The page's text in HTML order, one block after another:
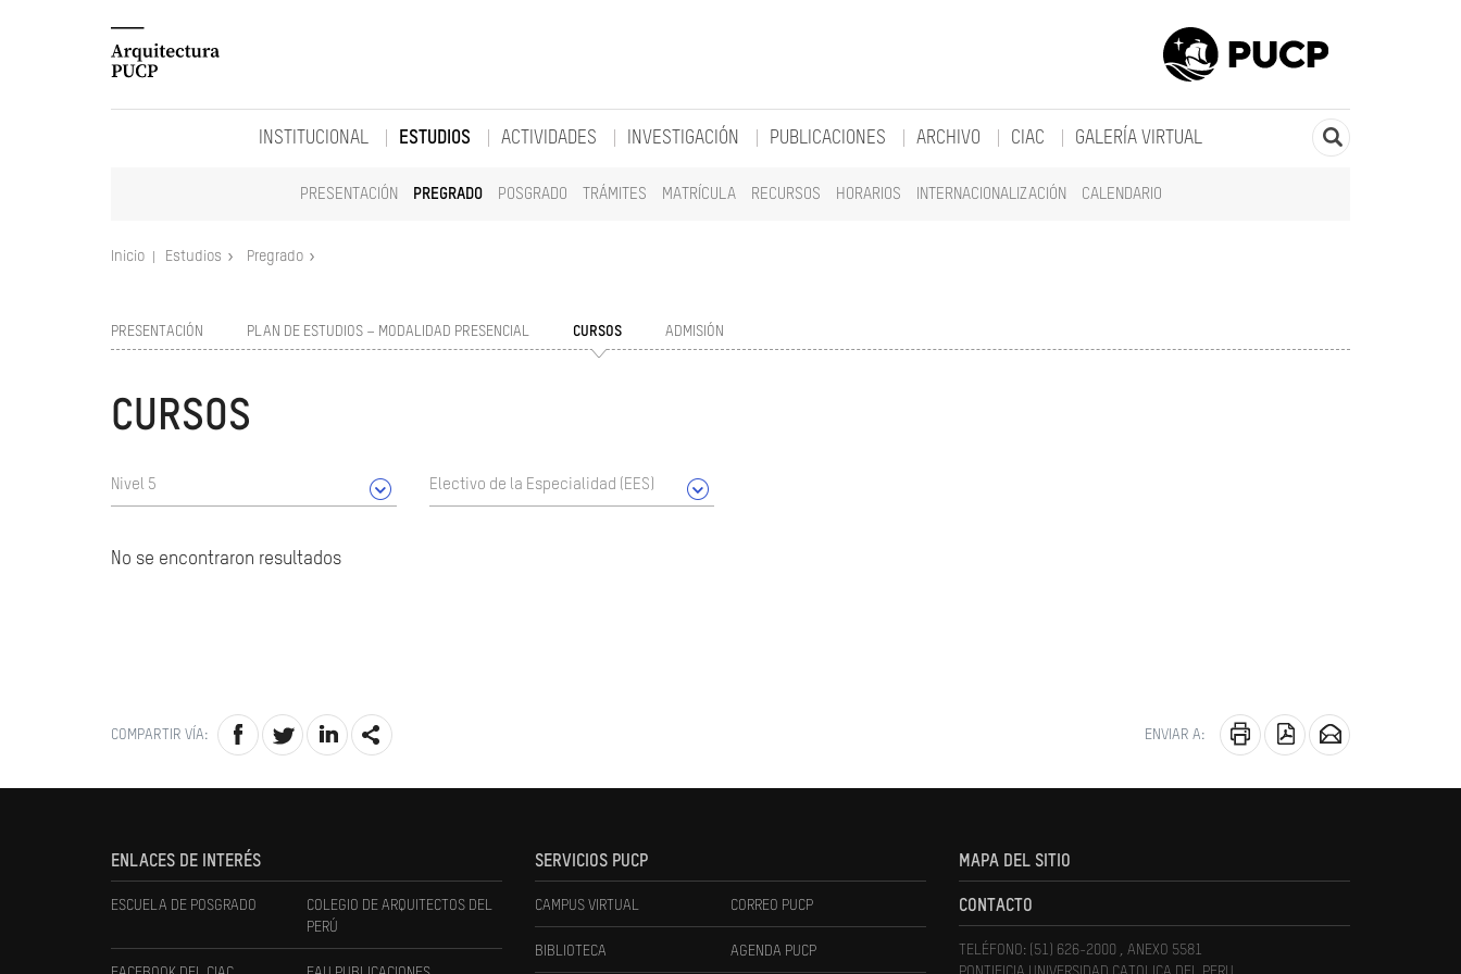
INSTITUCIONAL ESTUDIOS
PRESENTACIÓN PREGRADO POSGRADO TRÁMITES MATRÍCULA RECURSOS HORARIOS INTERNACIONALIZACIÓN CALENDARIO
ACTIVIDADES INVESTIGACIÓN PUBLICACIONES ARCHIVO CIAC GALERÍA VIRTUAL
Inicio Estudios Pregrado
PRESENTACIÓN PLAN DE ESTUDIOS – MODALIDAD PRESENCIAL CURSOS ADMISIÓN
CURSOS
Nivel 5 Electivo de la Especialidad (EES)
No se encontraron resultados
COMPARTIR VÍA: ENVIAR A:
ENLACES DE INTERÉS
ESCUELA DE POSGRADO
COLEGIO DE ARQUITECTOS DEL
PERÚ
SERVICIOS PUCP
CAMPUS VIRTUAL CORREO PUCP
BIBLIOTECA AGENDA PUCP
MAPA DEL SITIO
CONTACTO
TELÉFONO: (51) 626-2000 , ANEXO 5581